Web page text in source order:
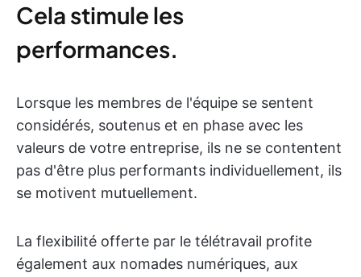
Cela stimule les
performances.
Lorsque les membres de l'équipe se sentent
considérés, soutenus et en phase avec les
valeurs de votre entreprise, ils ne se contentent
pas d'être plus performants individuellement, ils
se motivent mutuellement.
La flexibilité offerte par le télétravail profite
également aux nomades numériques, aux